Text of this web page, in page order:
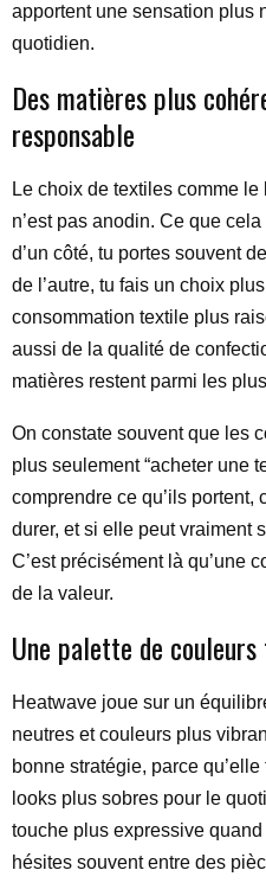
apportent une sensation plus
quotidien.
Des matières plus
responsable
Le choix de textiles comme
n’est pas anodin. Ce que
d’un côté, tu portes souvent
de l’autre, tu fais un choix
consommation textile plus
aussi de la qualité de
matières restent parmi les
On constate souvent que les
plus seulement “acheter une
comprendre ce qu’ils portent,
durer, et si elle peut vraiment
C’est précisément là qu’une
de la valeur.
Une palette de
Heatwave joue sur un
neutres et couleurs plus
bonne stratégie, parce
looks plus sobres pour le
touche plus expressive
hésites souvent entre des